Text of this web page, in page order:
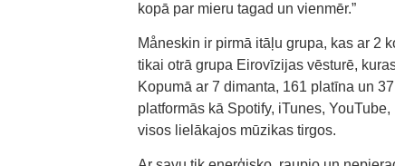
kopā par mieru tagad un vienmēr.”
Måneskin ir pirmā itāļu grupa, kas ar 2
tikai otrā grupa Eirovīzijas vēsturē,
Kopumā ar 7 dimanta, 161 platīna un
platformās kā Spotify, iTunes,
visos lielākajos mūzikas tirgos.